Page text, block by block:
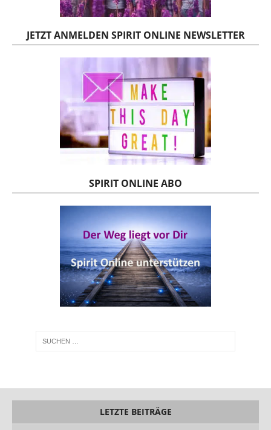
JETZT ANMELDEN SPIRIT ONLINE NEWSLETTER
SPIRIT ONLINE ABO
LETZTE BEITRÄGE